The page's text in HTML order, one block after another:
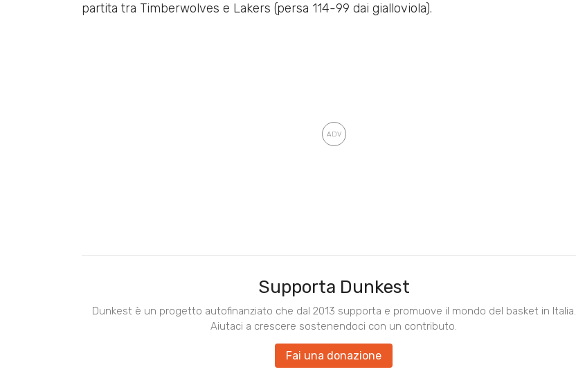
partita tra Timberwolves e Lakers (persa 114-99 dai gialloviola).
Supporta Dunkest
Dunkest è un progetto autofinanziato che dal 2013 supporta e promuove il mondo del basket in Italia.
Aiutaci a crescere sostenendoci con un contributo.
Fai una donazione